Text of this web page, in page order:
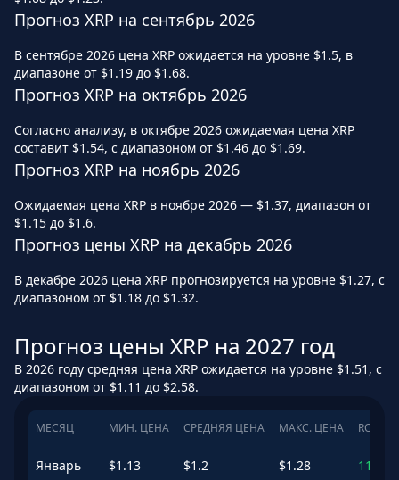
Прогноз XRP на сентябрь 2026
В сентябре 2026 цена XRP ожидается на уровне $1.5, в
диапазоне от $1.19 до $1.68.
Прогноз XRP на октябрь 2026
Согласно анализу, в октябре 2026 ожидаемая цена XRP
составит $1.54, с диапазоном от $1.46 до $1.69.
Прогноз XRP на ноябрь 2026
Ожидаемая цена XRP в ноябре 2026 — $1.37, диапазон от
$1.15 до $1.6.
Прогноз цены XRP на декабрь 2026
В декабре 2026 цена XRP прогнозируется на уровне $1.27, с
диапазоном от $1.18 до $1.32.
Прогноз цены XRP на 2027 год
В 2026 году средняя цена XRP ожидается на уровне $1.51, с
диапазоном от $1.11 до $2.58.
МЕСЯЦ МИН. ЦЕНА СРЕДНЯЯ ЦЕНА МАКС. ЦЕНА ROI
Январь $1.13 $1.2 $1.28 11.83